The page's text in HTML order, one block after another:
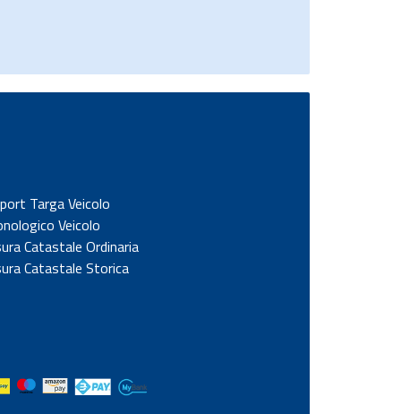
Targa Veicolo
Veicolo
Catastale Ordinaria
Catastale Storica